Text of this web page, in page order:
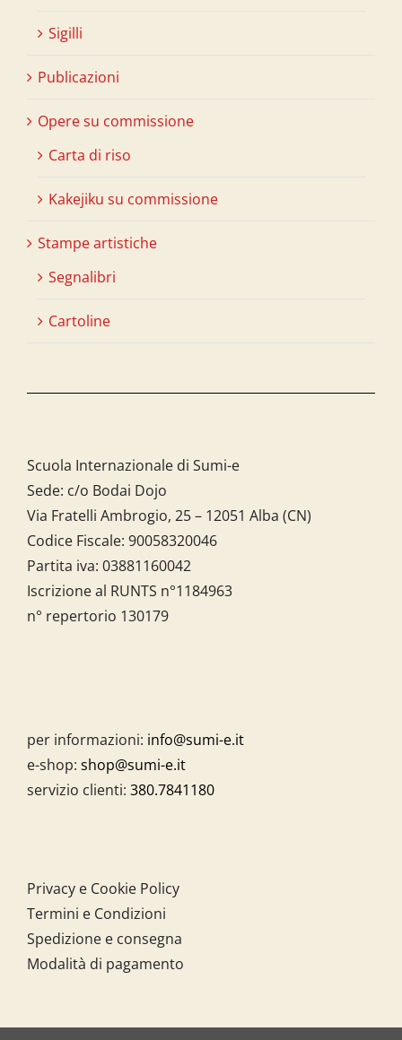
Sigilli
Publicazioni
Opere su commissione
Carta di riso
Kakejiku su commissione
Stampe artistiche
Segnalibri
Cartoline
Scuola Internazionale di Sumi-e
Sede: c/o Bodai Dojo
Via Fratelli Ambrogio, 25 – 12051 Alba (CN)
Codice Fiscale: 90058320046
Partita iva: 03881160042
Iscrizione al RUNTS n°1184963
n° repertorio 130179
per informazioni: info@sumi-e.it
e-shop: shop@sumi-e.it
servizio clienti: 380.7841180
Privacy e Cookie Policy
Termini e Condizioni
Spedizione e consegna
Modalità di pagamento